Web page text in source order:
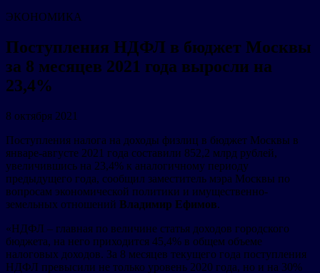
ЭКОНОМИКА
Поступления НДФЛ в бюджет Москвы
за 8 месяцев 2021 года выросли на
23,4%
8 октября 2021
Поступления налога на доходы физлиц в бюджет Москвы в
январе-августе 2021 года составили 852,2 млрд рублей,
увеличившись на 23,4% к аналогичному периоду
предыдущего года, сообщил заместитель мэра Москвы по
вопросам экономической политики и имущественно-
земельных отношений Владимир Ефимов.
«НДФЛ – главная по величине статья доходов городского
бюджета, на него приходится 45,4% в общем объеме
налоговых доходов. За 8 месяцев текущего года поступления
НДФЛ превысили не только уровень 2020 года, но и на 30%